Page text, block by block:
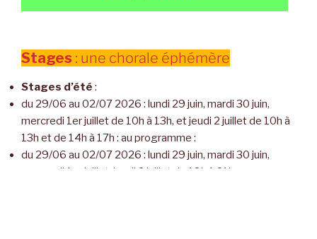
Stages : une chorale éphémère
Stages d’été :
du 29/06 au 02/07 2026 : lundi 29 juin, mardi 30 juin,
mercredi 1er juillet de 10h à 13h, et jeudi 2 juillet de 10h à
13h et de 14h à 17h : au programme :
du 29/06 au 02/07 2026 : lundi 29 juin, mardi 30 juin,
mercredi 1er juillet, jeudi 2 juillet de 18h à 21h : au